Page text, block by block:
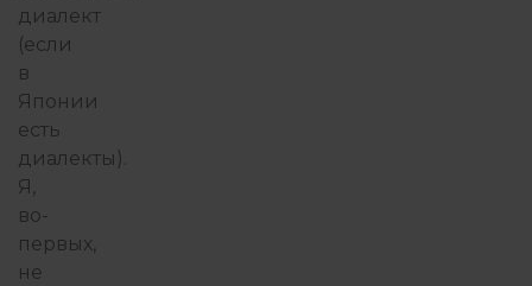
диалект
(если
в
Японии
есть
диалекты).
Я,
во-
первых,
не